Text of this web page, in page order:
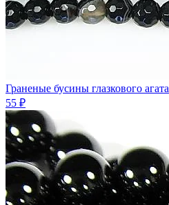
Граненые бусины глазкового агата
55 ₽